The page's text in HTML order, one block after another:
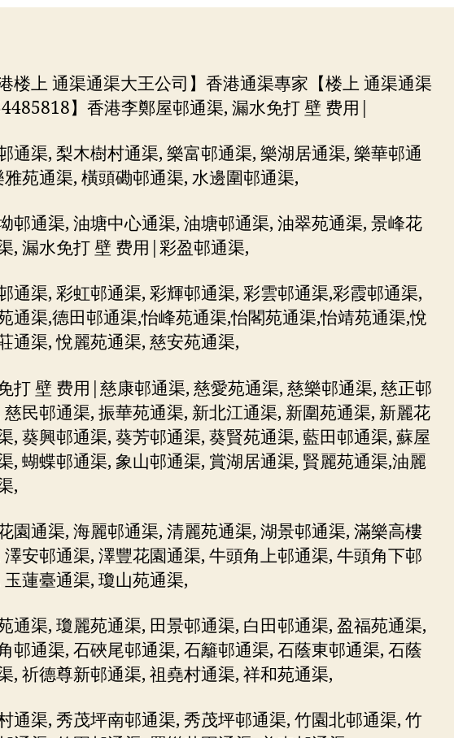
港楼上 通渠通渠大王公司】香港通渠專家【楼上 通渠通渠
】香港李鄭屋邨通渠, 漏水免打 壁 费用|
通渠, 梨木樹村通渠, 樂富邨通渠, 樂湖居通渠, 樂華邨通
雅苑通渠, 橫頭磡邨通渠, 水邊圍邨通渠,
邨通渠, 油塘中心通渠, 油塘邨通渠, 油翠苑通渠, 景峰花
, 漏水免打 壁 费用|彩盈邨通渠,
通渠, 彩虹邨通渠, 彩輝邨通渠, 彩雲邨通渠,彩霞邨通渠,
通渠,德田邨通渠,怡峰苑通渠,怡閣苑通渠,怡靖苑通渠,悅
通渠, 悅麗苑通渠, 慈安苑通渠,
打 壁 费用|慈康邨通渠, 慈愛苑通渠, 慈樂邨通渠, 慈正邨
慈民邨通渠, 振華苑通渠, 新北江通渠, 新圍苑通渠, 新麗花
, 葵興邨通渠, 葵芳邨通渠, 葵賢苑通渠, 藍田邨通渠, 蘇屋
, 蝴蝶邨通渠, 象山邨通渠, 賞湖居通渠, 賢麗苑通渠,油麗
,
園通渠, 海麗邨通渠, 清麗苑通渠, 湖景邨通渠, 滿樂高樓
澤安邨通渠, 澤豐花園通渠, 牛頭角上邨通渠, 牛頭角下邨
玉蓮臺通渠, 瓊山苑通渠,
通渠, 瓊麗苑通渠, 田景邨通渠, 白田邨通渠, 盈福苑通渠,
邨通渠, 石硤尾邨通渠, 石籬邨通渠, 石蔭東邨通渠, 石蔭
, 祈德尊新邨通渠, 祖堯村通渠, 祥和苑通渠,
通渠, 秀茂坪南邨通渠, 秀茂坪邨通渠, 竹園北邨通渠, 竹